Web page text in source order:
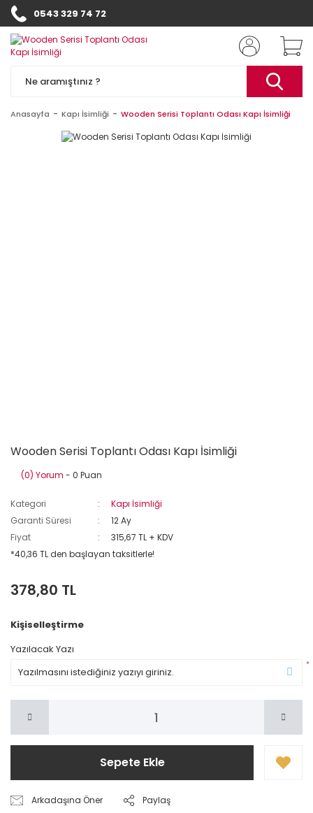
0543 329 74 72
Anasayfa Kapı İsimliği Wooden Serisi Toplantı Odası Kapı İsimliği
Wooden Serisi Toplantı Odası Kapı İsimliği
(0) Yorum - 0 Puan
Kategori
Kapı İsimliği
Garanti Süresi
12 Ay
Fiyat
315,67 TL + KDV
*40,36 TL den başlayan taksitlerle!
378,80 TL
Kişiselleştirme
Yazılacak Yazı
*
Sepete Ekle
Arkadaşına Öner Paylaş